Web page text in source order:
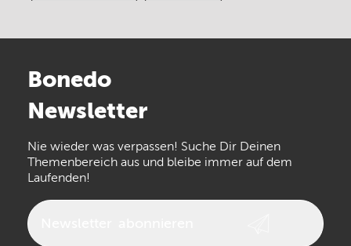
Arturia
the t.bone
Walrus Audio Epiphone
Bonedo
Newsletter
Nie wieder was verpassen! Suche Dir Deinen
Themenbereich aus und bleibe immer auf dem
Laufenden!